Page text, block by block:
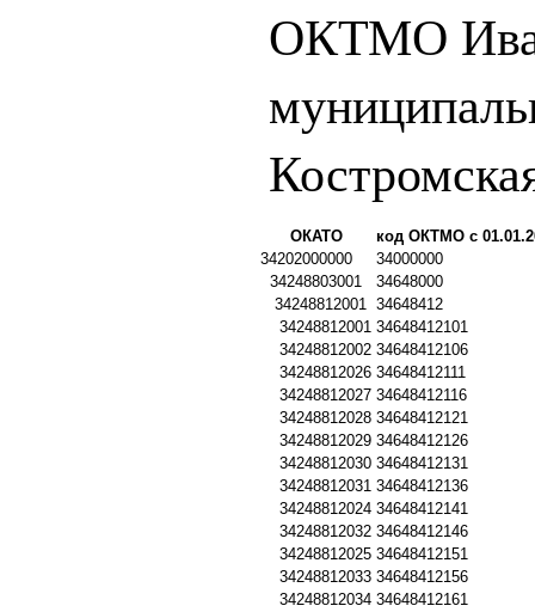
ОКТМО
ОКАТО
код ОКТМО с
34202000000
34000000
34248803001
34648000
34248812001 34648412
34248812001 34648412101
34248812002 34648412106
34248812026 34648412111
34248812027 34648412116
34248812028 34648412121
34248812029 34648412126
34248812030 34648412131
34248812031 34648412136
34248812024 34648412141
34248812032 34648412146
34248812025 34648412151
34248812033 34648412156
34248812034 34648412161